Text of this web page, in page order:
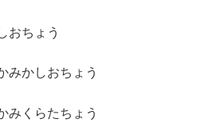
おちょう
みかしおちょう
みくらたちょう